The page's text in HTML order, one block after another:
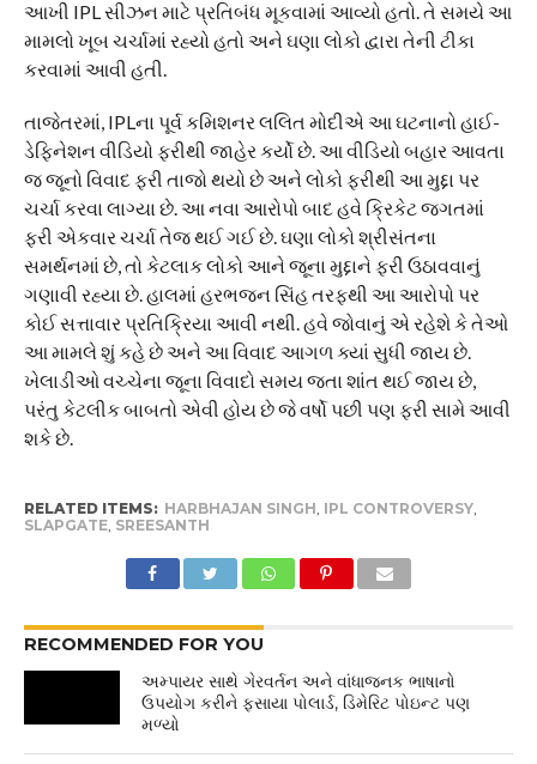
આખી IPL સીઝન માટે પ્રતિબંધ મૂકવામાં આવ્યો હતો. તે સમયે આ
મામલો ખૂબ ચર્ચામાં રહ્યો હતો અને ઘણા લોકો દ્વારા તેની ટીકા
કરવામાં આવી હતી.
તાજેતરમાં, IPLના પૂર્વ કમિશનર લલિત મોદીએ આ ઘટનાનો હાઈ-
ડેફિનેશન વીડિયો ફરીથી જાહેર કર્યો છે. આ વીડિયો બહાર આવતા
જ જૂનો વિવાદ ફરી તાજો થયો છે અને લોકો ફરીથી આ મુદ્દા પર
ચર્ચા કરવા લાગ્યા છે. આ નવા આરોપો બાદ હવે ક્રિકેટ જગતમાં
ફરી એકવાર ચર્ચા તેજ થઈ ગઈ છે. ઘણા લોકો શ્રીસંતના
સમર્થનમાં છે, તો કેટલાક લોકો આને જૂના મુદ્દાને ફરી ઉઠાવવાનું
ગણાવી રહ્યા છે. હાલમાં હરભજન સિંહ તરફથી આ આરોપો પર
કોઈ સત્તાવાર પ્રતિક્રિયા આવી નથી. હવે જોવાનું એ રહેશે કે તેઓ
આ મામલે શું કહે છે અને આ વિવાદ આગળ ક્યાં સુધી જાય છે.
ખેલાડીઓ વચ્ચેના જૂના વિવાદો સમય જતા શાંત થઈ જાય છે,
પરંતુ કેટલીક બાબતો એવી હોય છે જે વર્ષો પછી પણ ફરી સામે આવી
શકે છે.
RELATED ITEMS: HARBHAJAN SINGH IPL CONTROVERSY,
SLAPGATE, SREESANTH
RECOMMENDED FOR YOU
અમ્પાયર સાથે ગેરવર્તન અને વાંધાજનક ભાષાનો
ઉપયોગ કરીને ફસાયા પોલાર્ડ, ડિમેરિટ પોઇન્ટ પણ
મળ્યો